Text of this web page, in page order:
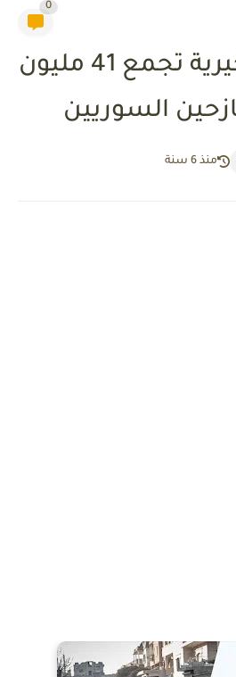
0
قطر.. حملة خيرية تجمع 41 مليون
السوريين
منذ 6 سنة